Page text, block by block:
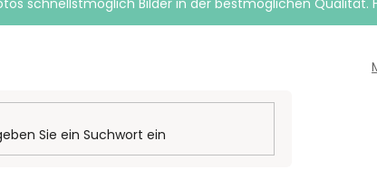
schnellstmöglich Bilder in der bestmöglichen Qualität.